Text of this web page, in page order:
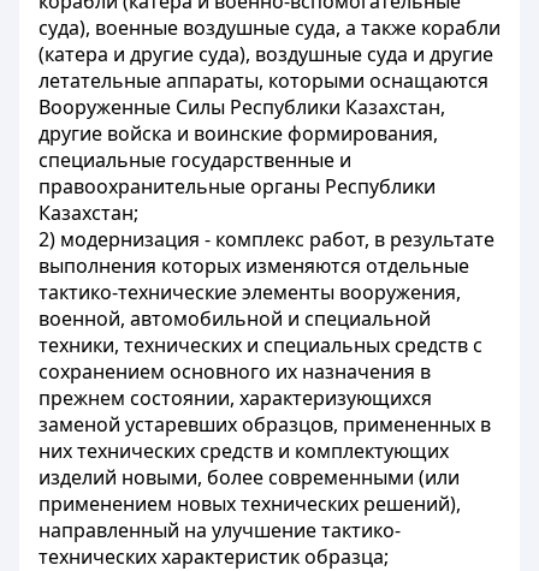
суда), военные воздушные суда, а также корабли
(катера и другие суда), воздушные суда и другие
летательные аппараты, которыми оснащаются
Вооруженные Силы Республики Казахстан,
другие войска и воинские формирования,
специальные государственные и
правоохранительные органы Республики
Казахстан;
2) модернизация - комплекс работ, в результате
выполнения которых изменяются отдельные
тактико-технические элементы вооружения,
военной, автомобильной и специальной
техники, технических и специальных средств с
сохранением основного их назначения в
прежнем состоянии, характеризующихся
заменой устаревших образцов, примененных в
них технических средств и комплектующих
изделий новыми, более современными (или
применением новых технических решений),
направленный на улучшение тактико-
технических характеристик образца;